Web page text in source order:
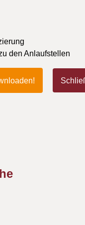
den Anlaufstellen